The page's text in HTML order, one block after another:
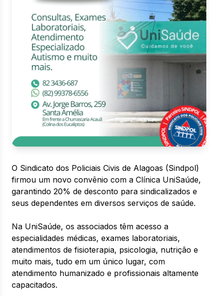
O Sindicato dos Policiais Civis de Alagoas (Sindpol)
firmou um novo convênio com a Clínica UniSaúde,
garantindo 20% de desconto para sindicalizados e
seus dependentes em diversos serviços de saúde.
Na UniSaúde, os associados têm acesso a
especialidades médicas, exames laboratoriais,
atendimentos de fisioterapia, psicologia, nutrição e
muito mais, tudo em um único lugar, com
atendimento humanizado e profissionais altamente
capacitados.